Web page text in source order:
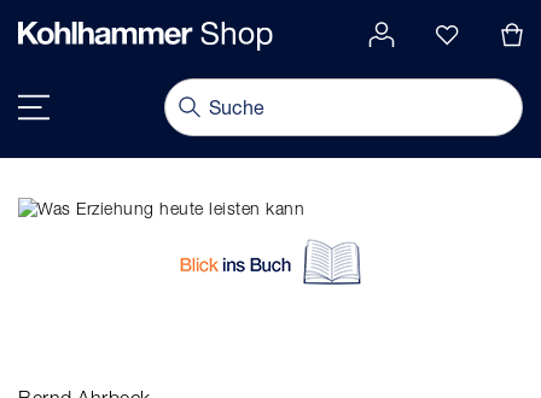
springen